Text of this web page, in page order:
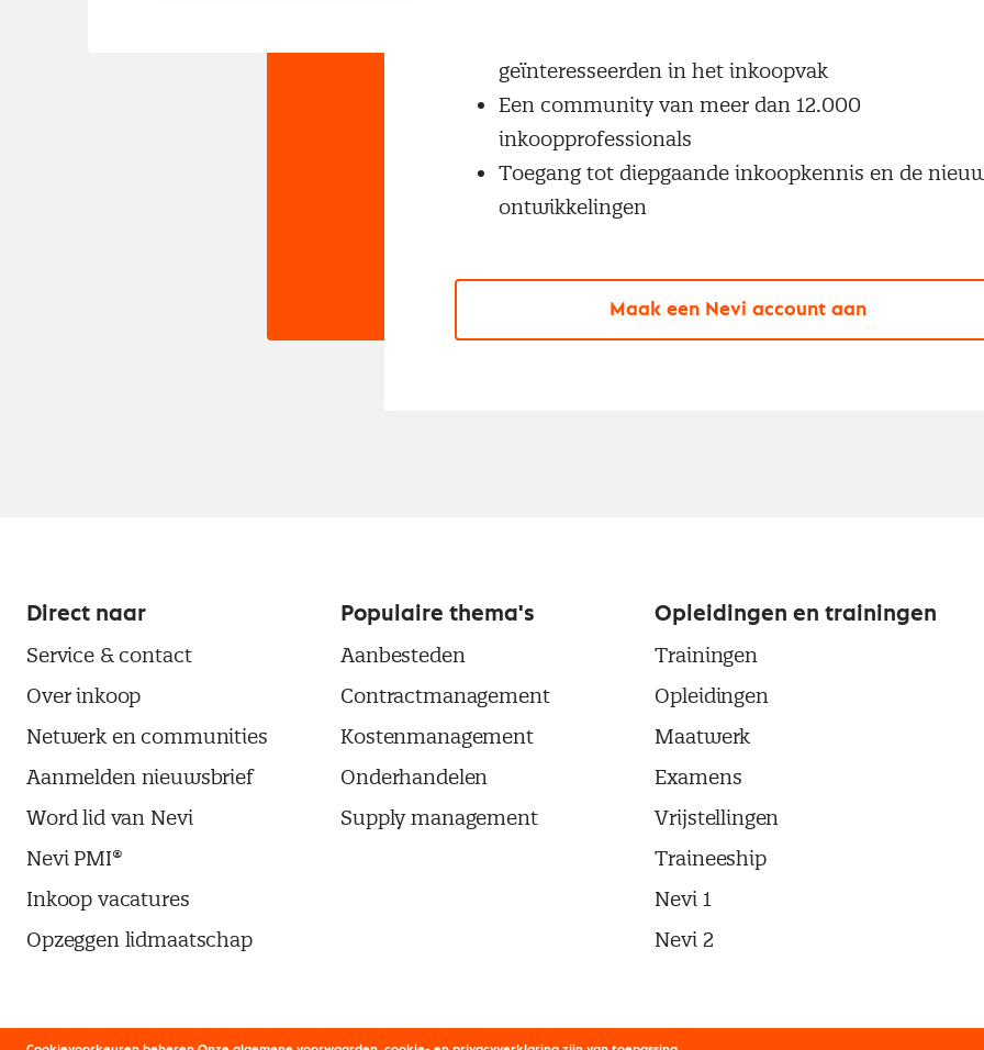
geïnteresseerden in het inkoopvak
Een community van meer dan 12.000
inkoopprofessionals
Toegang tot diepgaande inkoopkennis en de
ontwikkelingen
Maak een Nevi account aan
Direct naar
Service & contact
Over inkoop
Netwerk en communities
Aanmelden nieuwsbrief
Word lid van Nevi
Nevi PMI®
Inkoop vacatures
Opzeggen lidmaatschap
Populaire thema's
Aanbesteden
Contractmanagement
Kostenmanagement
Onderhandelen
Supply management
Opleidingen en trainingen
Trainingen
Opleidingen
Maatwerk
Examens
Vrijstellingen
Traineeship
Nevi 1
Nevi 2